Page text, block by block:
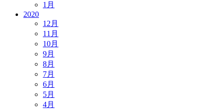
1月
2020
12月
11月
10月
9月
8月
7月
6月
5月
4月